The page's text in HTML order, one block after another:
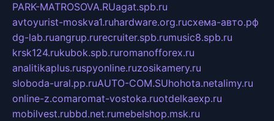
PARK-MATROSOVA.RUagat.spb.ru
avtoyurist-moskva1.ruhardware.org.ruсхема-авто.рф
dg-lab.ruangrup.rurecruiter.spb.rumusic8.spb.ru
krsk124.rukubok.spb.ruromanofforex.ru
analitikaplus.ruspyonline.ruzosikamery.ru
sloboda-ural.pp.ruAUTO-COM.SUhohota.netalimy.ru
online-z.comaromat-vostoka.ruotdelkaexp.ru
mobilvest.rubbd.net.rumebelshop.msk.ru